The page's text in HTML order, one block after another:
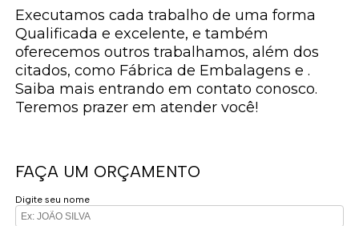
Executamos cada trabalho de uma forma
Qualificada e excelente, e também
oferecemos outros trabalhamos, além dos
citados, como Fábrica de Embalagens e .
Saiba mais entrando em contato conosco.
Teremos prazer em atender você!
FAÇA UM ORÇAMENTO
Digite seu nome